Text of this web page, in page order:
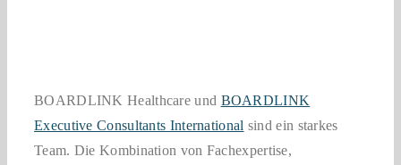
BOARDLINK Healthcare und BOARDLINK
Executive Consultants International sind ein starkes
Team. Die Kombination von Fachexpertise,